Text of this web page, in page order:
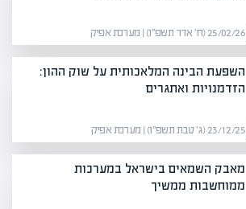
25/02/26 (ח׳ אדר תשפ״ו) | מערכת אפיק
השפעת הבינה המלאכותית על שוק ההון:
הזדמנויות ואתגרים
23/12/25 (ג׳ טבת תשפ״ו) | מערכת אפיק
מאבק השמאים בישראל במערכות
ממוחשבות ממשיך